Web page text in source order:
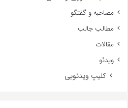
مصاحبه و گفتگو
مطالب جالب
مقالات
ویدئو
کلیپ ویدئویی